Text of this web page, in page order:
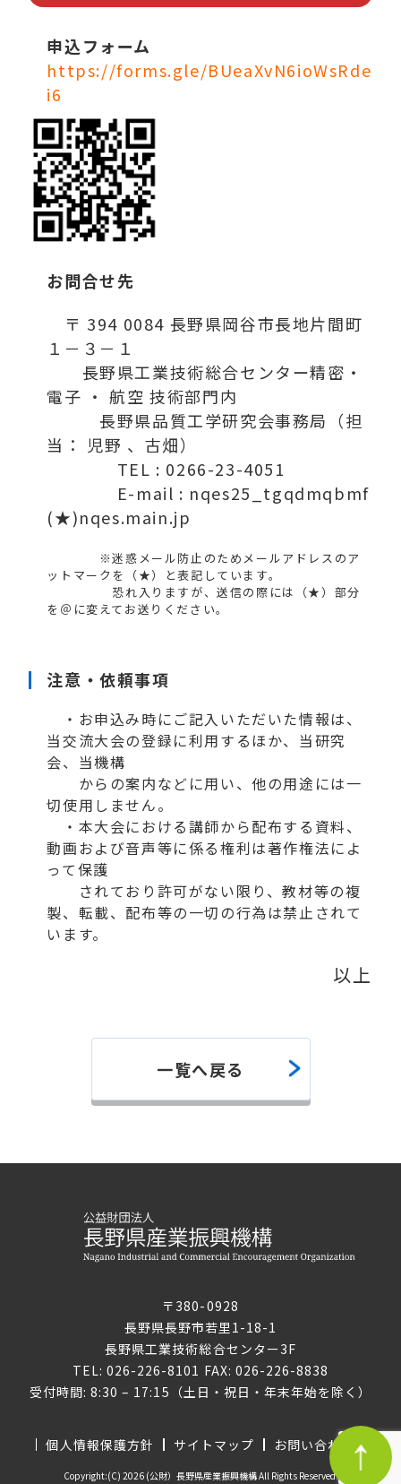
申込フォーム
https://forms.gle/BUeaXvN6ioWsRde
i6
お問合せ先
〒 394 0084 長野県岡谷市長地片間町
１－３－１
長野県工業技術総合センター精密・
電子 ・ 航空 技術部門内
長野県品質工学研究会事務局（担
当： 児野 、古畑）
TEL : 0266-23-4051
E-mail : nqes25_tgqdmqbmf
(★)nqes.main.jp
※迷惑メール防止のためメールアドレスのア
ットマークを（★）と表記しています。
恐れ入りますが、送信の際には（★）部分
を＠に変えてお送りください。
注意・依頼事項
・お申込み時にご記入いただいた情報は、
当交流大会の登録に利用するほか、当研究
会、当機構
からの案内などに用い、他の用途には一
切使用しません。
・本大会における講師から配布する資料、
動画および音声等に係る権利は著作権法によ
って保護
されており許可がない限り、教材等の複
製、転載、配布等の一切の行為は禁止されて
います。
以上
一覧へ戻る
〒380-0928
長野県長野市若里1-18-1
長野県工業技術総合センター3F
TEL: 026-226-8101 FAX: 026-226-8838
受付時間: 8:30 – 17:15（土日・祝日・年末年始を除く）
個人情報保護方針 サイトマップ お問い合わせ
Copyright:(C) 2026 (公財）長野県産業振興機構 All Rights Reserved.